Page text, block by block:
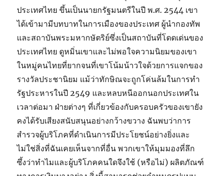
ประเทศไทย ขึ้นเป็นนายกรัฐมนตรีในปี พ.ศ. 2544 เขา
ได้เข้ามามีบทบาทในการเมืองของประเทศ ผู้นำกองทัพ
และสถาบันพระมหากษัตริย์ซึ่งเป็นสถาบันที่โดดเด่นของ
ประเทศไทย ดูหมิ่นเขาและไม่พอใจความนิยมของเขา
ในหมู่คนไทยที่ยากจนที่เขาโน้มน้าวใจด้วยการแจกของ
รางวัลประชานิยม แม้ว่าทักษิณจะถูกโค่นล้มในการทำ
รัฐประหารในปี 2549 และหลบหนีออกนอกประเทศใน
เวลาต่อมา ฝ่ายต่างๆ ที่เกี่ยวข้องกับครอบครัวของเขายัง
คงได้รับเสียงสนับสนุนอย่างกว้างขวาง ฉันพบว่าการ
สำรวจผู้บริโภคที่ดำเนินการมีประโยชน์อย่างยิ่งและ
ไม่ใช่สิ่งที่ฉันเคยเห็นจากที่อื่น พวกเขาให้มุมมองที่ลึก
ซึ้งว่าทำไมและผู้บริโภคคนใดจึงใช้ (หรือไม่) ผลิตภัณฑ์